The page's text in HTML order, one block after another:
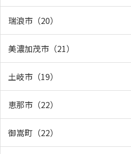
瑞浪市（20）
美濃加茂市（21）
土岐市（19）
恵那市（22）
御嵩町（22）